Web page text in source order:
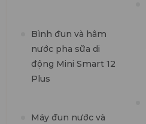
Bình đun và hâm
nước pha sữa di
động Mini Smart 12
Plus
Máy đun nước và